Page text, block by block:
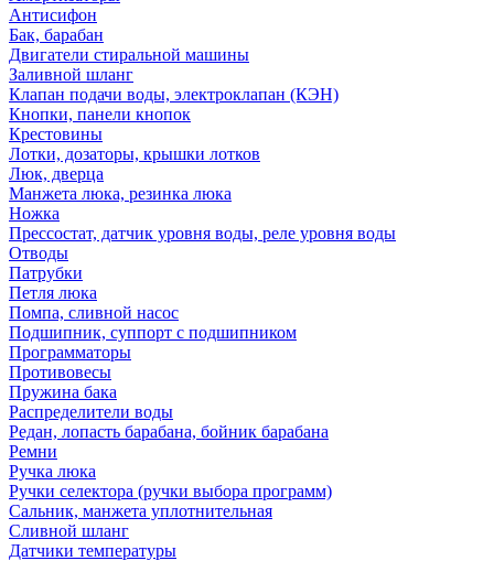
Антисифон
Бак, барабан
Двигатели стиральной машины
Заливной шланг
Клапан подачи воды, электроклапан (КЭН)
Кнопки, панели кнопок
Крестовины
Лотки, дозаторы, крышки лотков
Люк, дверца
Манжета люка, резинка люка
Ножка
Прессостат, датчик уровня воды, реле уровня воды
Отводы
Патрубки
Петля люка
Помпа, сливной насос
Подшипник, суппорт с подшипником
Программаторы
Противовесы
Пружина бака
Распределители воды
Редан, лопасть барабана, бойник барабана
Ремни
Ручка люка
Ручки селектора (ручки выбора программ)
Сальник, манжета уплотнительная
Сливной шланг
Датчики температуры